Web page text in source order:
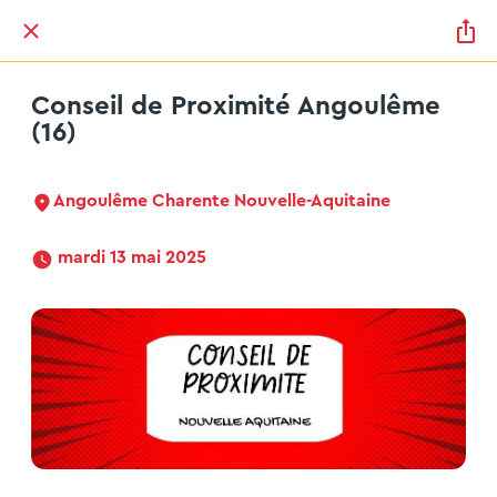
Conseil de Proximité Angoulême
(16)
Angoulême Charente Nouvelle-Aquitaine
mardi 13 mai 2025